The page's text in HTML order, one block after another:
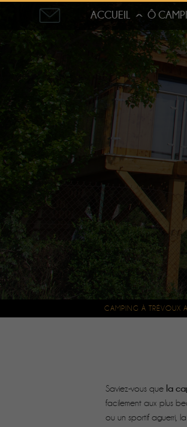
ACCUEIL Ô
CAMPING À TRÉVOUX
Saviez-vous que la
facilement aux plus
ou un sportif aguerri,